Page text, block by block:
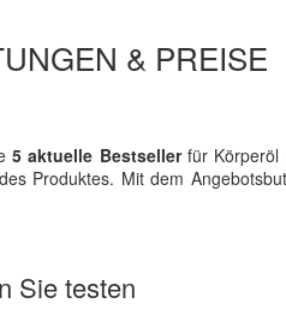
& PREISE
5 aktuelle Bestsellerfür Körperöl
Produktes. Mit dem
Sie testen